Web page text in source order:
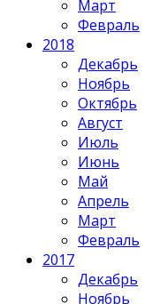
Март
Февраль
2018
Декабрь
Ноябрь
Октябрь
Август
Июль
Июнь
Май
Апрель
Март
Февраль
2017
Декабрь
Ноябрь